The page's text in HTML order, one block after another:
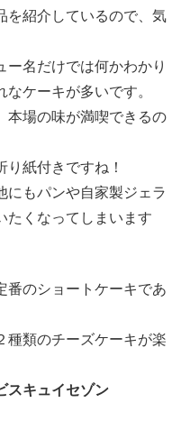
を紹介しているので、気
名だけでは何かわかり
ケーキが多いです。
本場の味が満喫できるの
紙付きですね！
にもパンや自家製ジェラ
たくなってしまいます
番のショートケーキであ
種類のチーズケーキが楽
スキュイセゾン